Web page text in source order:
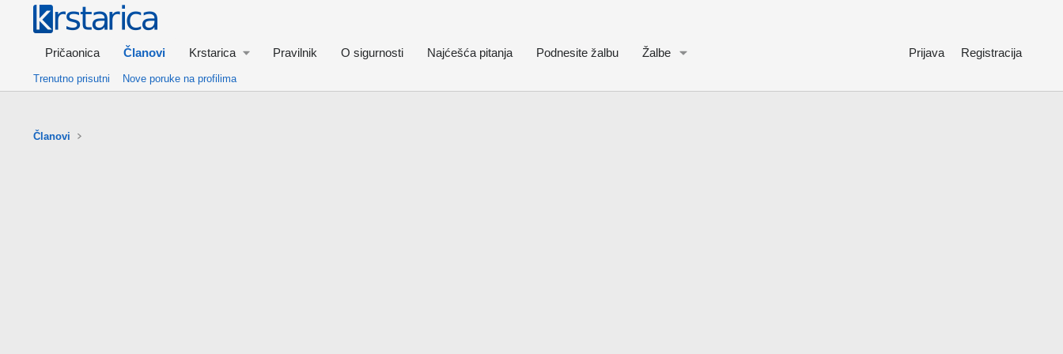
Pričaonica Članovi Krstarica Pravilnik O sigurnosti Najćešća pitanja Podnesite žalbu Žalbe Prijava Registracija
Trenutno prisutni Nove poruke na profilima
Članovi